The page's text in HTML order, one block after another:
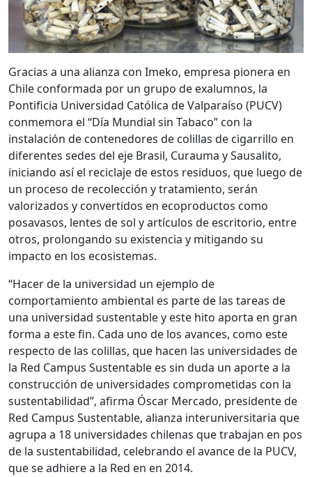
Gracias a una alianza con Imeko, empresa pionera en
Chile conformada por un grupo de exalumnos, la
Pontificia Universidad Católica de Valparaíso (PUCV)
conmemora el “Día Mundial sin Tabaco” con la
instalación de contenedores de colillas de cigarrillo en
diferentes sedes del eje Brasil, Curauma y Sausalito,
iniciando así el reciclaje de estos residuos, que luego de
un proceso de recolección y tratamiento, serán
valorizados y convertidos en ecoproductos como
posavasos, lentes de sol y artículos de escritorio, entre
otros, prolongando su existencia y mitigando su
impacto en los ecosistemas.
“Hacer de la universidad un ejemplo de
comportamiento ambiental es parte de las tareas de
una universidad sustentable y este hito aporta en gran
forma a este fin. Cada uno de los avances, como este
respecto de las colillas, que hacen las universidades de
la Red Campus Sustentable es sin duda un aporte a la
construcción de universidades comprometidas con la
sustentabilidad”, afirma Óscar Mercado, presidente de
Red Campus Sustentable, alianza interuniversitaria que
agrupa a 18 universidades chilenas que trabajan en pos
de la sustentabilidad, celebrando el avance de la PUCV,
que se adhiere a la Red en en 2014.